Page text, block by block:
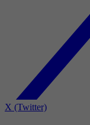
X (Twitter)